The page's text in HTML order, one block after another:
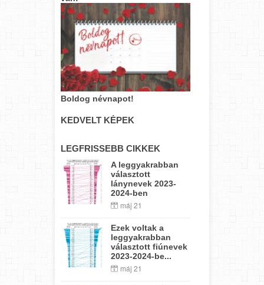
Boldog névnapot!
KEDVELT KÉPEK
LEGFRISSEBB CIKKEK
A leggyakrabban
választott
lánynevek 2023-
2024-ben
máj 21
Ezek voltak a
leggyakrabban
választott fiúnevek
2023-2024-be...
máj 21